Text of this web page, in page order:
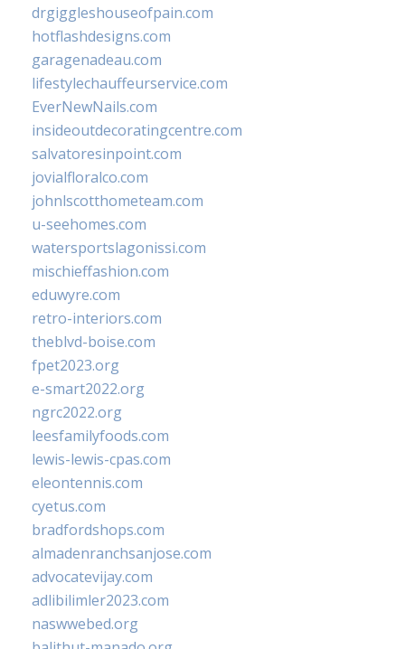
drgiggleshouseofpain.com
hotflashdesigns.com
garagenadeau.com
lifestylechauffeurservice.com
EverNewNails.com
insideoutdecoratingcentre.com
salvatoresinpoint.com
jovialfloralco.com
johnlscotthometeam.com
u-seehomes.com
watersportslagonissi.com
mischieffashion.com
eduwyre.com
retro-interiors.com
theblvd-boise.com
fpet2023.org
e-smart2022.org
ngrc2022.org
leesfamilyfoods.com
lewis-lewis-cpas.com
eleontennis.com
cyetus.com
bradfordshops.com
almadenranchsanjose.com
advocatevijay.com
adlibilimler2023.com
naswwebed.org